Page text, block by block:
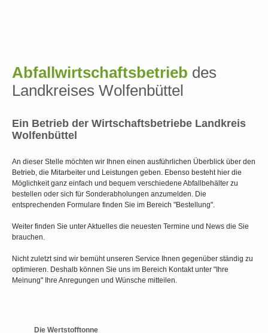
Abfallwirtschaftsbetrieb des
Landkreises Wolfenbüttel
Ein Betrieb der Wirtschaftsbetriebe Landkreis
Wolfenbüttel
An dieser Stelle möchten wir Ihnen einen ausführlichen Überblick über den
Betrieb, die Mitarbeiter und Leistungen geben. Ebenso besteht hier die
Möglichkeit ganz einfach und bequem verschiedene Abfallbehälter zu
bestellen oder sich für Sonderabholungen anzumelden. Die
entsprechenden Formulare finden Sie im Bereich "Bestellung".
Weiter finden Sie unter Aktuelles die neuesten Termine und News die Sie
brauchen.
Nicht zuletzt sind wir bemüht unseren Service Ihnen gegenüber ständig zu
optimieren. Deshalb können Sie uns im Bereich Kontakt unter "Ihre
Meinung" Ihre Anregungen und Wünsche mitteilen.
Die Wertstofftonne